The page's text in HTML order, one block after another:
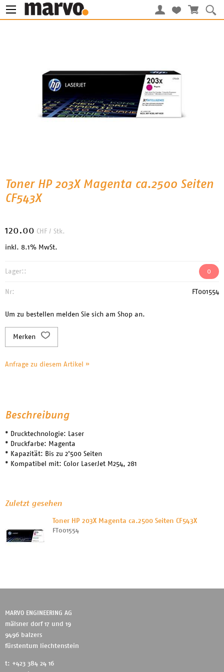
Toner HP 203X Magenta ca.2500 Seiten
CF543X
120.00 CHF / Stk.
inkl. 8.1% MwSt.
Lager:: 0
Nr: FT001554
Um zu bestellen melden Sie sich am Shop an.
Merken
Anfrage zu diesem Artikel »
Beschreibung
* Drucktechnologie: Laser
* Druckfarbe: Magenta
* Kapazität: Bis zu 2'500 Seiten
* Kompatibel mit: Color LaserJet M254, 281
Zuletzt gesehen
Toner HP 203X Magenta ca.2500 Seiten CF543X
FT001554
MARVO ENGINEERING AG
mälsner dorf 17 und 19
9496 balzers
fürstentum liechtenstein
t: +423 384 24 16